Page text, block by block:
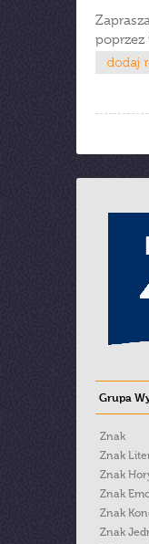
poprzez
Grupa
Znak
Znak
Znak
Znak
Znak
Znak